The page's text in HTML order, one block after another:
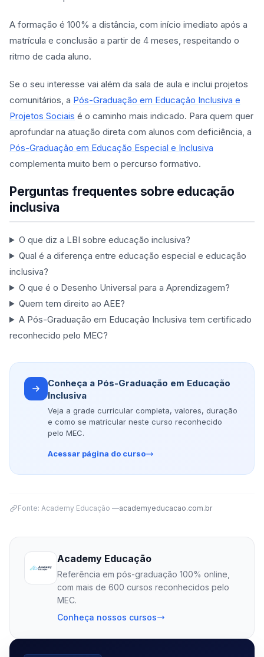
A formação é 100% a distância, com início imediato após a
matrícula e conclusão a partir de 4 meses, respeitando o
ritmo de cada aluno.
Se o seu interesse vai além da sala de aula e inclui projetos
comunitários, a Pós-Graduação em Educação Inclusiva e
Projetos Sociais é o caminho mais indicado. Para quem quer
aprofundar na atuação direta com alunos com deficiência, a
Pós-Graduação em Educação Especial e Inclusiva
complementa muito bem o percurso formativo.
Perguntas frequentes sobre educação
inclusiva
O que diz a LBI sobre educação inclusiva?
Qual é a diferença entre educação especial e educação
inclusiva?
O que é o Desenho Universal para a Aprendizagem?
Quem tem direito ao AEE?
A Pós-Graduação em Educação Inclusiva tem certificado
reconhecido pelo MEC?
Conheça a Pós-Graduação em Educação
Inclusiva
Veja a grade curricular completa, valores, duração
e como se matricular neste curso reconhecido
pelo MEC.
Acessar página do curso
Fonte: Academy Educação —academyeducacao.com.br
Academy Educação
Referência em pós-graduação 100% online,
com mais de 600 cursos reconhecidos pelo
MEC.
Conheça nossos cursos